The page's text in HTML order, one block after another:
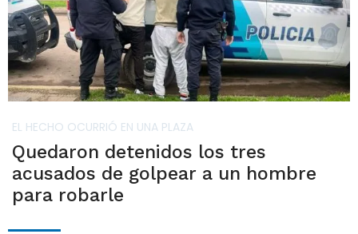
EL HECHO OCURRIÓ EN UNA PLAZA
Quedaron detenidos los tres
acusados de golpear a un hombre
para robarle